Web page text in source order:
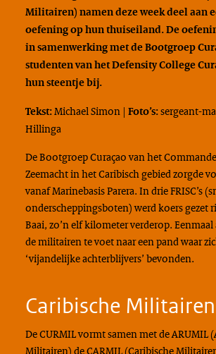
Militairen) namen deze week deel aan
oefening op hun thuiseiland. De
in samenwerking met de Bootgroep
studenten van hetDefensity College
hun steentje bij.
Tekst:Michael Simon | Foto’s:sergeant-
Hillinga
De Bootgroep Curaçao van het
Zeemacht in het Caribisch gebied zorgde
vanaf Marinebasis Parera. In drie FRISC’s
onderscheppingsboten) werd koers gezet
Baai, zo’n elf kilometer verderop.
de militairen te voet naar een pand waar
‘vijandelijke achterblijvers’ bevonden.
Caribische Militairen
De CURMIL vormt samen met de ARUMIL
Militairen) de CARMIL (Caribische